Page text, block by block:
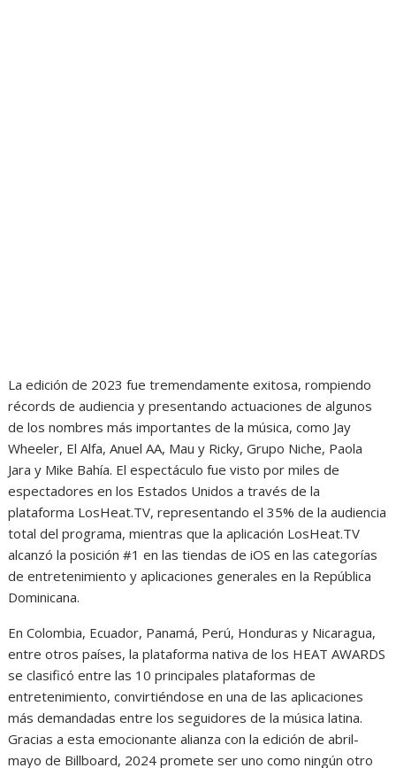
La edición de 2023 fue tremendamente exitosa, rompiendo
récords de audiencia y presentando actuaciones de algunos
de los nombres más importantes de la música, como Jay
Wheeler, El Alfa, Anuel AA, Mau y Ricky, Grupo Niche, Paola
Jara y Mike Bahía. El espectáculo fue visto por miles de
espectadores en los Estados Unidos a través de la
plataforma LosHeat.TV, representando el 35% de la audiencia
total del programa, mientras que la aplicación LosHeat.TV
alcanzó la posición #1 en las tiendas de iOS en las categorías
de entretenimiento y aplicaciones generales en la República
Dominicana.
En Colombia, Ecuador, Panamá, Perú, Honduras y Nicaragua,
entre otros países, la plataforma nativa de los HEAT AWARDS
se clasificó entre las 10 principales plataformas de
entretenimiento, convirtiéndose en una de las aplicaciones
más demandadas entre los seguidores de la música latina.
Gracias a esta emocionante alianza con la edición de abril-
mayo de Billboard, 2024 promete ser uno como ningún otro